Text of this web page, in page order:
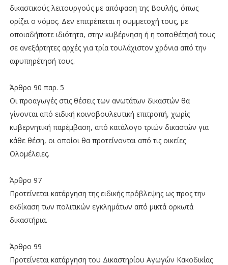
δικαστικούς λειτουργούς με απόφαση της Βουλής, όπως
ορίζει ο νόμος. Δεν επιτρέπεται η συμμετοχή τους, με
οποιαδήποτε ιδιότητα, στην κυβέρνηση ή η τοποθέτησή τους
σε ανεξάρτητες αρχές για τρία τουλάχιστον χρόνια από την
αφυπηρέτησή τους.
Άρθρο 90 παρ. 5
Οι προαγωγές στις θέσεις των ανωτάτων δικαστών θα
γίνονται από ειδική κοινοβουλευτική επιτροπή, χωρίς
κυβερνητική παρέμβαση, από κατάλογο τριών δικαστών για
κάθε θέση, οι οποίοι θα προτείνονται από τις οικείες
Ολομέλειες.
Άρθρο 97
Προτείνεται κατάργηση της ειδικής πρόβλεψης ως προς την
εκδίκαση των πολιτικών εγκλημάτων από μικτά ορκωτά
δικαστήρια.
Άρθρο 99
Προτείνεται κατάργηση του Δικαστηρίου Αγωγών Κακοδικίας